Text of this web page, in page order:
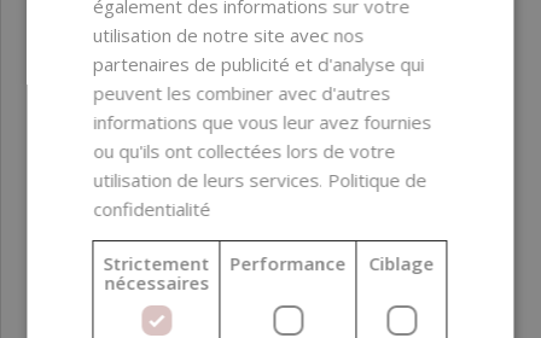
Flacon en verre noir brillant, 30 ml, plateaux, 110
également des informations sur votre
utilisation de notre site avec nos
partenaires de publicité et d'analyse qui
peuvent les combiner avec d'autres
informations que vous leur avez fournies
ou qu'ils ont collectées lors de votre
utilisation de leurs services. Politique de
confidentialité
Strictement
nécessaires
Performance Ciblage